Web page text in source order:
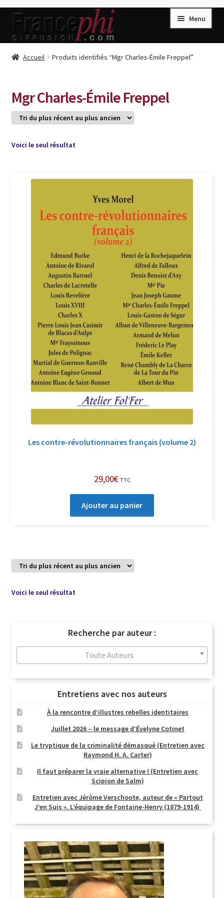
Aller
la
Aller
contenu
Menu
Accueil
Compte
Conditions de Vente
Connection
Listes d’Envies
Livres de Philippe Randa
Newsletter
Nous Contacter
Politique de confidentialité et cookies
Qui sommes-nous ?
Soutien à Philippe Randa
Suivi de la Commande
Accueil Produits identifiés “Mgr Charles-Émile Freppel”
Mgr Charles-Émile Freppel
Voici le seul résultat
Les contre-révolutionnaires français (volume 2)
29,00€ TTC
Ajouter au panier
Voici le seul résultat
Recherche par auteur :
Toute Auteurs
Entretiens avec nos auteurs
À la rencontre d’illustres rebelles identitaires
Juillet 2026 – le message d’Évelyne Cotinet
Le tryptique de la criminalité démasqué (Entretien avec
Raymond H. A. Carter)
Il faut préparer la vraie alternative ! (Entretien avec
Scipion de Salm)
Entretien avec Jérôme Verschoote, auteur de « Partout
J’en Suis ». L’équipage de Fontaine-Henry (1879-1914)